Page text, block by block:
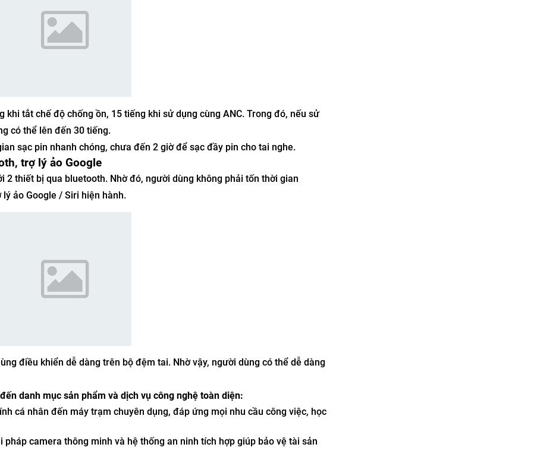
khi tắt chế độ chống ồn, 15 tiếng khi sử dụng cùng ANC. Trong đó, nếu sử
có thể lên đến 30 tiếng.
sạc pin nhanh chóng, chưa đến 2 giờ để sạc đầy pin cho tai nghe.
trợ lý ảo Google
2 thiết bị qua bluetooth. Nhờ đó, người dùng không phải tốn thời gian
ảo Google / Siri hiện hành.
điều khiển dễ dàng trên bộ đệm tai. Nhờ vậy, người dùng có thể dễ dàng
danh mục sản phẩm và dịch vụ công nghệ toàn diện:
cá nhân đến máy trạm chuyên dụng, đáp ứng mọi nhu cầu công việc, học
pháp camera thông minh và hệ thống an ninh tích hợp giúp bảo vệ tài sản